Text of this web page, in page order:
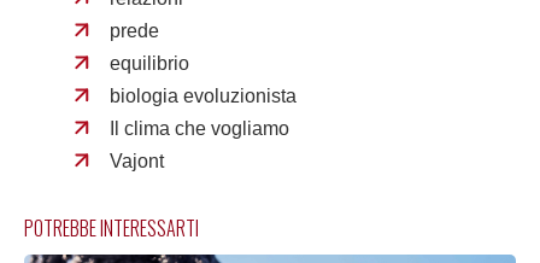
prede
equilibrio
biologia evoluzionista
Il clima che vogliamo
Vajont
POTREBBE INTERESSARTI